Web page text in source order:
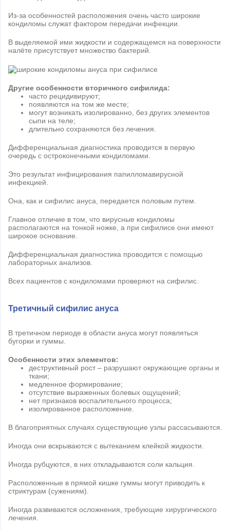
Из-за особенностей расположения очень часто широкие
кондиломы служат фактором передачи инфекции.
В выделяемой ими жидкости и содержащемся на поверхности
налёте присутствует множество бактерий.
Другие особенности вторичного сифилида:
часто рецидивируют;
появляются на том же месте;
могут возникать изолированно, без других элементов
сыпи на теле;
длительно сохраняются без лечения.
Дифференциальная диагностика проводится в первую
очередь с остроконечными кондиломами.
Это результат инфицирования папилломавирусной
инфекцией.
Она, как и сифилис ануса, передается половым путем.
Главное отличие в том, что вирусные кондиломы
располагаются на тонкой ножке, а при сифилисе они имеют
широкое основание.
Дифференциальная диагностика проводится с помощью
лабораторных анализов.
Всех пациентов с кондиломами проверяют на сифилис.
Третичный сифилис ануса
В третичном периоде в области ануса могут появляться
бугорки и гуммы.
Особенности этих элементов:
деструктивный рост – разрушают окружающие органы и
ткани;
медленное формирование;
отсутствие выраженных болевых ощущений;
нет признаков воспалительного процесса;
изолированное расположение.
В благоприятных случаях существующие узлы рассасываются.
Иногда они вскрываются с вытеканием клейкой жидкости.
Иногда рубцуются, в них откладываются соли кальция.
Расположенные в прямой кишке гуммы могут приводить к
стриктурам (сужениям).
Иногда развиваются осложнения, требующие хирургического
лечения.